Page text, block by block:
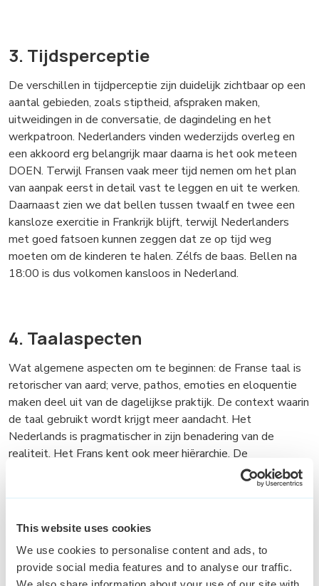
This website uses cookies
We use cookies to personalise content and ads, to
provide social media features and to analyse our traffic.
3. Tijdsperceptie
De verschillen in tijdperceptie zijn duidelijk zichtbaar op een
aantal gebieden, zoals stiptheid, afspraken maken,
uitweidingen in de conversatie, de dagindeling en het
werkpatroon. Nederlanders vinden wederzijds overleg en
een akkoord erg belangrijk maar daarna is het ook meteen
DOEN. Terwijl Fransen vaak meer tijd nemen om het plan
van aanpak eerst in detail vast te leggen en uit te werken.
Daarnaast zien we dat bellen tussen twaalf en twee een
kansloze exercitie in Frankrijk blijft, terwijl Nederlanders
met goed fatsoen kunnen zeggen dat ze op tijd weg
moeten om de kinderen te halen. Zélfs de baas. Bellen na
18:00 is dus volkomen kansloos in Nederland.
4. Taalaspecten
Wat algemene aspecten om te beginnen: de Franse taal is
retorischer van aard; verve, pathos, emoties en eloquentie
maken deel uit van de dagelijkse praktijk. De context waarin
de taal gebruikt wordt krijgt meer aandacht. Het
Nederlands is pragmatischer in zijn benadering van de
realiteit. Het Frans kent ook meer hiërarchie. De
tegenstelling tussen 'vous' en 'tu' is een duidelijk
voorbeeld. 'Tu' is cultureel gezien bepaald niet gelijk aan 'jij'
komen Nederlanders vaak directer en informeler over dan ze
voornaam, een aanspreekvorm die zeer gewoon is op het
werk en daarbuiten en die laat zien dat er een zeker